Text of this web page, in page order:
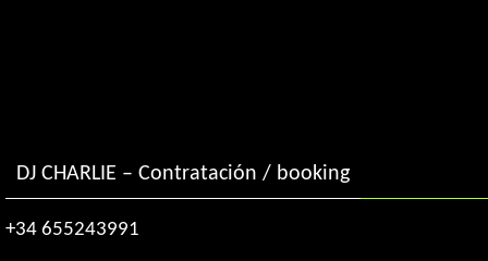
DJ CHARLIE – Contratación / booking
+34 655243991